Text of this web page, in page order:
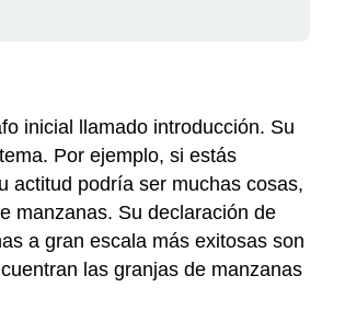
inicial llamado introducción. Su
Por ejemplo, si estás
actitud podría ser muchas cosas,
manzanas. Su declaración de
a gran escala más exitosas son
las granjas de manzanas